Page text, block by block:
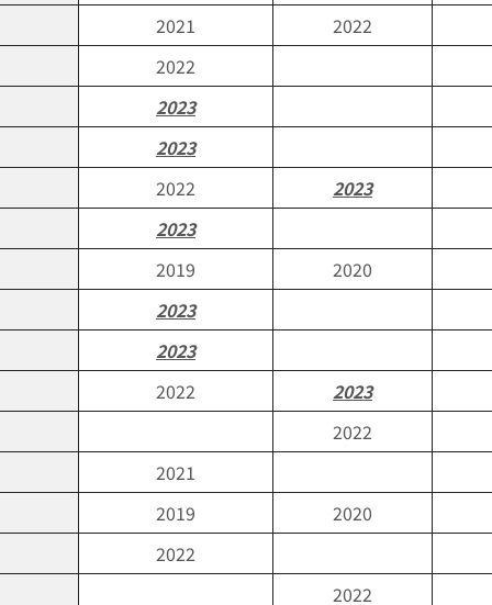
2021
2022
2022
2023
2023
2022
2023
2023
2019
2020
2023
2023
2022
2023
2022
2021
2019
2020
2022
2022